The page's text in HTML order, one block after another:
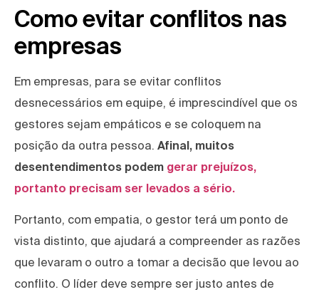
Como evitar conflitos nas
empresas
Em empresas, para se evitar conflitos
desnecessários em equipe, é imprescindível que os
gestores sejam empáticos e se coloquem na
posição da outra pessoa. Afinal, muitos
desentendimentos podem gerar prejuízos,
portanto precisam ser levados a sério.
Portanto, com empatia, o gestor terá um ponto de
vista distinto, que ajudará a compreender as razões
que levaram o outro a tomar a decisão que levou ao
conflito. O líder deve sempre ser justo antes de